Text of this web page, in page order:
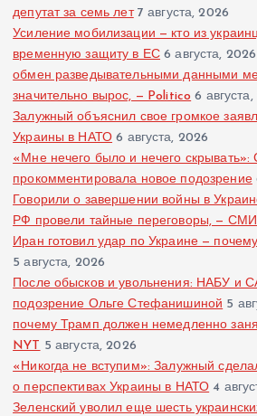
депутат за семь лет 7 августа, 2026
Усиление мобилизации — кто из
временную защиту в ЕС 6 августа, 2026
обмен разведывательными данными
значительно вырос, — Politico 6
Залужный объяснил свое громкое
Украины в НАТО 6 августа, 2026
«Мне нечего было и нечего
прокомментировала новое подозрение
Говорили о завершении войны в
РФ провели тайные переговоры, — СМИ
Иран готовил удар по Украине —
5 августа, 2026
После обысков и увольнения: НАБУ и
подозрение Ольге Стефанишиной 5
почему Трамп должен немедленно
NYT 5 августа, 2026
«Никогда не вступим»: Залужный
о перспективах Украины в НАТО 4
Зеленский уволил еще шесть